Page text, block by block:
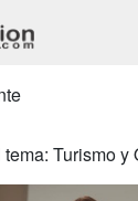
Turismo y